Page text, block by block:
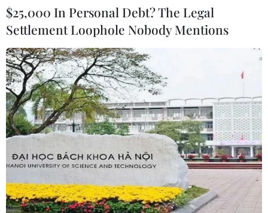
Giao dịch viên tại Sàn chứng khoán New York, Mỹ. (Ảnh:
THX/TTXVN)
Thị trường chứng khoán Mỹ, châu Âu tăng điểm
trong phiên giao dịch 13/8 do chỉ số giá sản xuất
của Mỹ giảm, làm dấy lên hy vọng về việc Cục
Dự trữ Liên bang Mỹ (Fed) sẽ cắt giảm lãi
$25,000 In Personal Debt? The Legal
Settlement Loophole Nobody Mentions